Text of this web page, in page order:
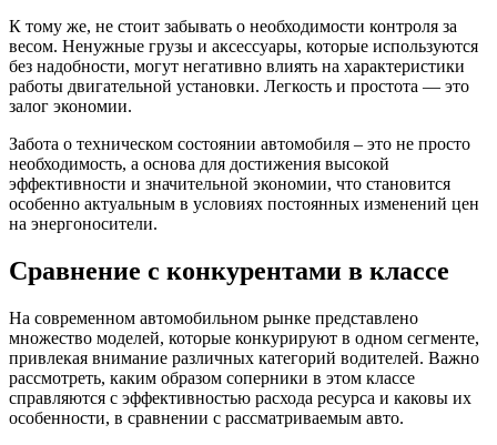
К тому же, не стоит забывать о необходимости контроля за
весом. Ненужные грузы и аксессуары, которые используются
без надобности, могут негативно влиять на характеристики
работы двигательной установки. Легкость и простота — это
залог экономии.
Забота о техническом состоянии автомобиля – это не просто
необходимость, а основа для достижения высокой
эффективности и значительной экономии, что становится
особенно актуальным в условиях постоянных изменений цен
на энергоносители.
Сравнение с конкурентами в классе
На современном автомобильном рынке представлено
множество моделей, которые конкурируют в одном сегменте,
привлекая внимание различных категорий водителей. Важно
рассмотреть, каким образом соперники в этом классе
справляются с эффективностью расхода ресурса и каковы их
особенности, в сравнении с рассматриваемым авто.